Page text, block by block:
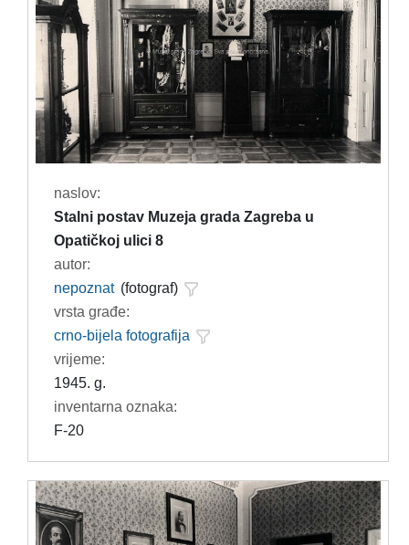
naslov:
Stalni postav Muzeja grada Zagreba u
Opatičkoj ulici 8
autor:
nepoznat (fotograf)
vrsta građe:
crno-bijela fotografija
vrijeme:
1945. g.
inventarna oznaka:
F-20